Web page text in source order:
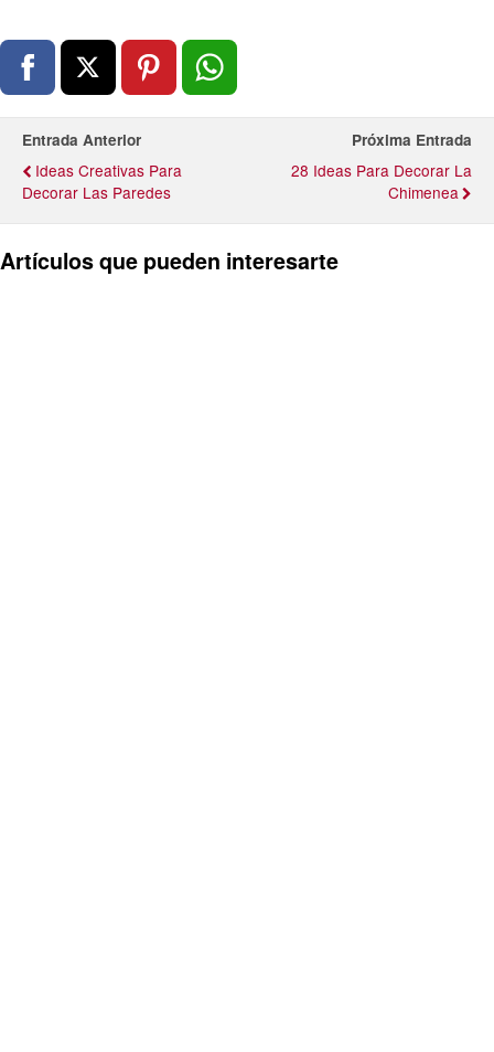
Entrada Anterior
Ideas Creativas Para
Decorar Las Paredes
Próxima Entrada
28 Ideas Para Decorar La
Chimenea
Artículos que pueden interesarte